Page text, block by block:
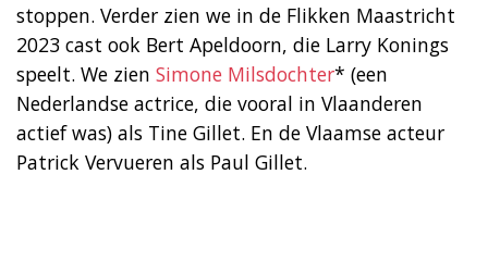
stoppen. Verder zien we in de Flikken Maastricht
2023 cast ook Bert Apeldoorn, die Larry Konings
speelt. We zien Simone Milsdochter* (een
Nederlandse actrice, die vooral in Vlaanderen
actief was) als Tine Gillet. En de Vlaamse acteur
Patrick Vervueren als Paul Gillet.